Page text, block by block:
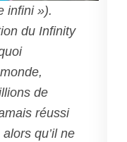
infini »).
du Infinity
de
réussi
qu’il ne